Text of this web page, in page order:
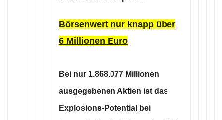
Börsenwert nur knapp über
6 Millionen Euro
Bei nur 1.868.077 Millionen
ausgegebenen Aktien ist das
Explosions-Potential bei